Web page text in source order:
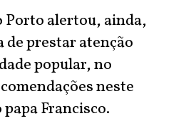
Porto alertou, ainda,
prestar atenção
popular, no
neste
Francisco.